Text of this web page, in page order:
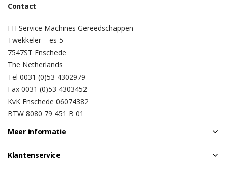
Contact
FH Service Machines Gereedschappen
Twekkeler – es 5
7547ST Enschede
The Netherlands
Tel 0031 (0)53 4302979
Fax 0031 (0)53 4303452
KvK Enschede 06074382
BTW 8080 79 451 B 01
Meer informatie
Klantenservice